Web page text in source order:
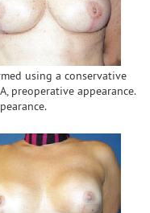
using a conservative
preoperative appearance.